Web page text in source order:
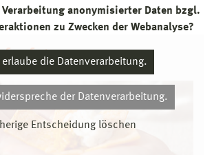
Verarbeitung anonymisierter Daten bzgl.
zu Zwecken der Webanalyse?
erlaube die Datenverarbeitung.
der Datenverarbeitung.
Entscheidung löschen
for future...